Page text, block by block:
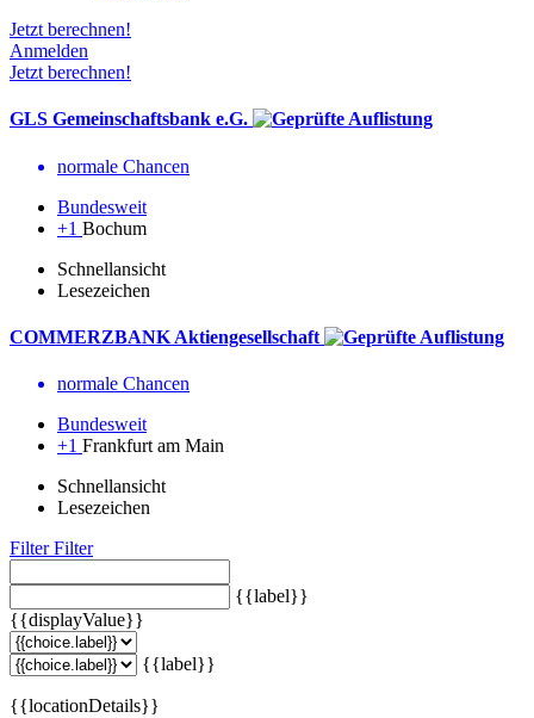
Jetzt berechnen!
Anmelden
Jetzt berechnen!
GLS Gemeinschaftsbank e.G.
normale Chancen
Bundesweit
+1 Bochum
Schnellansicht
Lesezeichen
COMMERZBANK Aktiengesellschaft
normale Chancen
Bundesweit
+1 Frankfurt am Main
Schnellansicht
Lesezeichen
FilterFilter
{{label}}
{{displayValue}}
{{label}}
{{locationDetails}}